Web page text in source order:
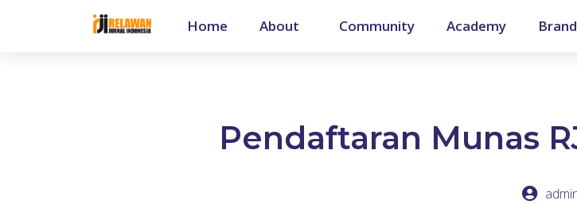
Home About Community Academy
Pendaftaran Munas